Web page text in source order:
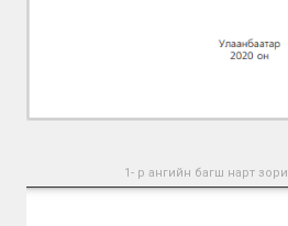
1- р ангийн багш нарт